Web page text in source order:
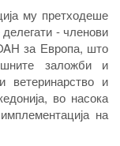
му претходеше
- членови
за Европа, што
заложби и
ветеринарство и
во насока
на